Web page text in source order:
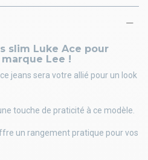
slim Luke Ace pour
Lee !
jeans sera votre allié pour un look
touche de praticité à ce modèle.
un rangement pratique pour vos